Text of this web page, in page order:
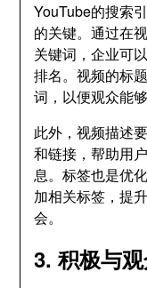
YouTube的搜索
的关键。通过在
关键词，企业可
排名。视频的标
词，以便观众能
此外，视频描述
和链接，帮助用
息。标签也是优
加相关标签，提
会。
3. 积极与